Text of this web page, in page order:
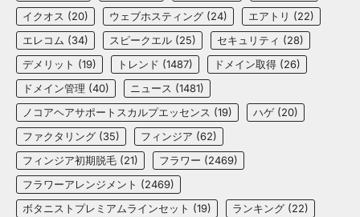
イクオス (20) ウェブホスティング (24) エアトリ (22)
エレコム (34) スピークエル (25) セキュリティ (28)
デメリット (19) トレンド (1487) ドメイン取得 (26)
ドメイン管理 (40) ニュース (1481)
ノコアヘアサポートスカルプエッセンス (19) ハゲ (20)
ファクタリング (35) フィンジア (62)
フィンジア初期脱毛 (21) フラワー (2469)
フラワーアレンジメント (2469)
ボタニストプレミアムラインセット (19) ランキング (22)